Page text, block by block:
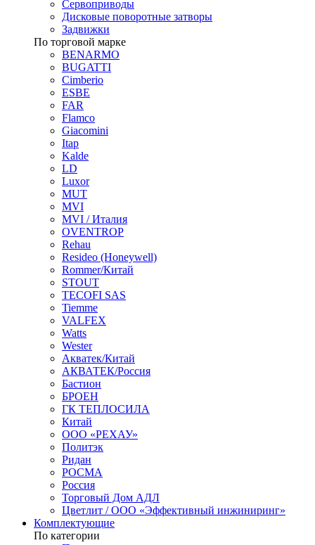
Сервоприводы
Дисковые поворотные затворы
Задвижки
По торговой марке
BENARMO
BUGATTI
Cimberio
ESBE
FAR
Flamco
Giacomini
Itap
Kalde
LD
Luxor
MUT
MVI
MVI / Италия
OVENTROP
Rehau
Resideo (Honeywell)
Rommer/Китай
STOUT
TECOFI SAS
Tiemme
VALFEX
Watts
Wester
Акватек/Китай
АКВАТЕК/Россия
Бастион
БРОЕН
ГК ТЕПЛОСИЛА
Китай
ООО «РЕХАУ»
Политэк
Ридан
РОСМА
Россия
Торговый Дом АДЛ
Цветлит / ООО «Эффективный инжиниринг»
Комплектующие
По категории